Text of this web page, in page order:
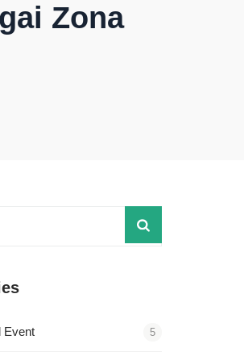
Zona
Event 5